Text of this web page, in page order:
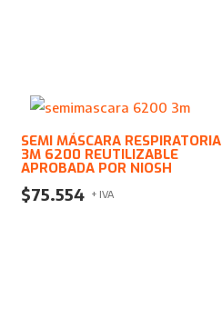
SEMI MÁSCARA RESPIRATORIA
3M 6200 REUTILIZABLE
APROBADA POR NIOSH
$75.554 + IVA